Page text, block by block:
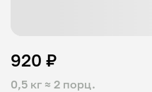
0,5 кг ≈ 2 порц.
920 ₽